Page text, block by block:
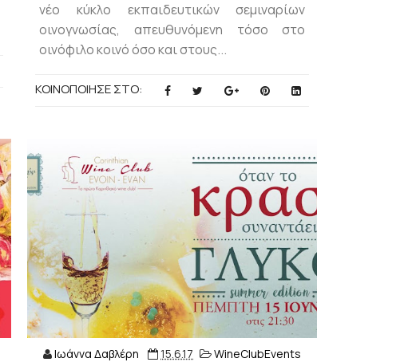
νέο κύκλο εκπαιδευτικών σεμιναρίων
οινογνωσίας, απευθυνόμενη τόσο στο
οινόφιλο κοινό όσο και στους...
ΚΟΙΝΟΠΟΙΗΣΕ ΣΤΟ:
Ιωάννα Δαβλέρη 15.6.17 WineClubEvents